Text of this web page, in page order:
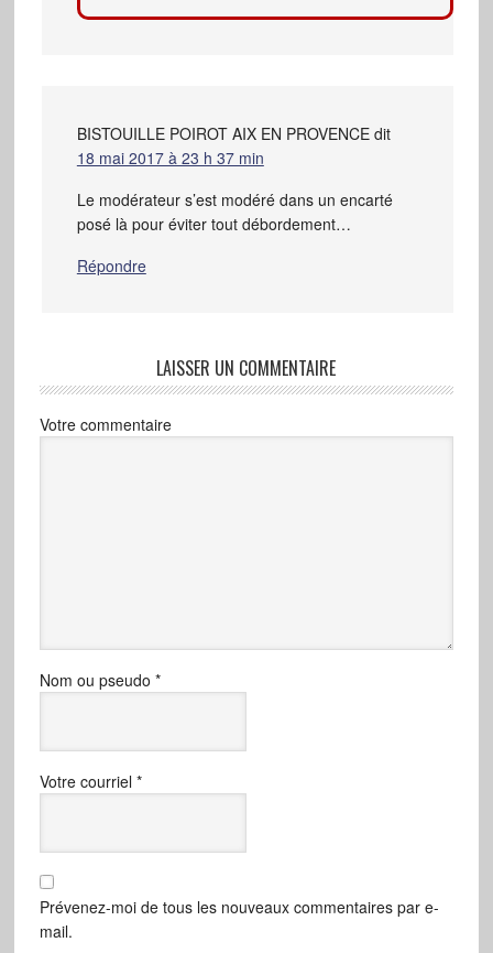
BISTOUILLE POIROT AIX EN PROVENCE dit
18 mai 2017 à 23 h 37 min
Le modérateur s’est modéré dans un encarté
posé là pour éviter tout débordement…
Répondre
LAISSER UN COMMENTAIRE
Votre commentaire
Nom ou pseudo *
Votre courriel *
Prévenez-moi de tous les nouveaux commentaires par e-
mail.